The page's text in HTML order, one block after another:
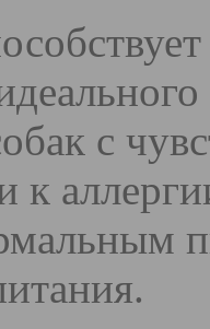
с
к